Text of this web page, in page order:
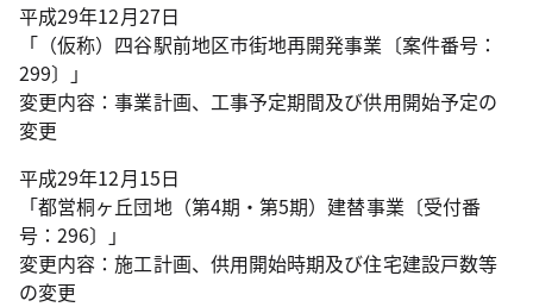
平成29年12月27日
「（仮称）四谷駅前地区市街地再開発事業〔案件番号：
299〕」
変更内容：事業計画、工事予定期間及び供用開始予定の
変更
平成29年12月15日
「都営桐ヶ丘団地（第4期・第5期）建替事業〔受付番
号：296〕」
変更内容：施工計画、供用開始時期及び住宅建設戸数等
の変更